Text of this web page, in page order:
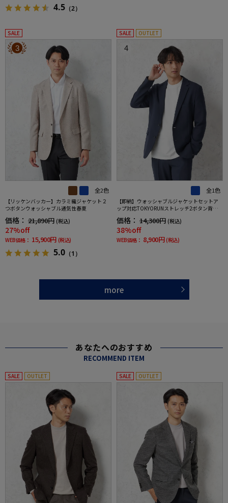
4.5 （2）
SALE
3
全2色
【リッケンバッカー】カラミ織ジャケット２
つボタンウォッシャブル通気性春夏
価格： 21,890円 (税込)
27%off
WEB価格： 15,900円 (税込)
5.0 （1）
SALE OUTLET
4
全1色
【即納】ウォッシャブルジャケットセットア
ップ対応TOKYORUNストレッチ2ボタン背抜き
仕様ブレスエフェクト生地春夏
価格： 14,300円 (税込)
38%off
WEB価格： 8,900円 (税込)
more
あなたへのおすすめ
RECOMMEND ITEM
SALE OUTLET SALE OUTLET